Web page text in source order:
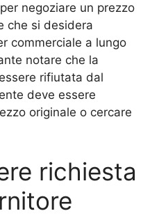
negoziare un prezzo
che si desidera
commerciale a lungo
notare che la
rifiutata dal
deve essere
originale o cercare
richiesta